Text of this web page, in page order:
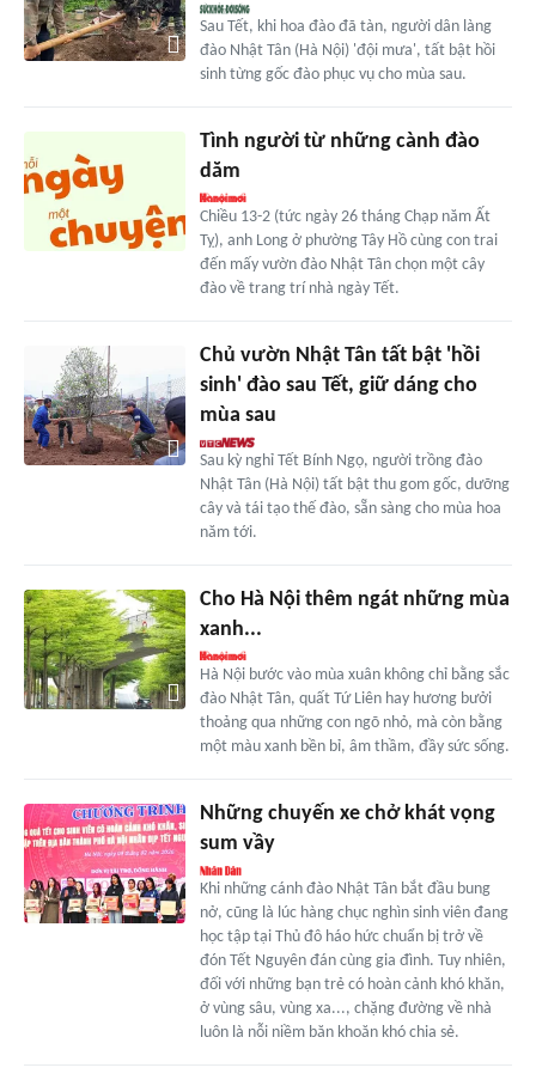
Sau Tết, khi hoa đào đã tàn, người dân làng
đào Nhật Tân (Hà Nội) 'đội mưa', tất bật hồi
sinh từng gốc đào phục vụ cho mùa sau.
Tình người từ những cành đào
dăm
Chiều 13-2 (tức ngày 26 tháng Chạp năm Ất
Tỵ), anh Long ở phường Tây Hồ cùng con trai
đến mấy vườn đào Nhật Tân chọn một cây
đào về trang trí nhà ngày Tết.
Chủ vườn Nhật Tân tất bật 'hồi
sinh' đào sau Tết, giữ dáng cho
mùa sau
Sau kỳ nghỉ Tết Bính Ngọ, người trồng đào
Nhật Tân (Hà Nội) tất bật thu gom gốc, dưỡng
cây và tái tạo thế đào, sẵn sàng cho mùa hoa
năm tới.
Cho Hà Nội thêm ngát những mùa
xanh...
Hà Nội bước vào mùa xuân không chỉ bằng sắc
đào Nhật Tân, quất Tứ Liên hay hương bưởi
thoảng qua những con ngõ nhỏ, mà còn bằng
một màu xanh bền bỉ, âm thầm, đầy sức sống.
Những chuyến xe chở khát vọng
sum vầy
Khi những cánh đào Nhật Tân bắt đầu bung
nở, cũng là lúc hàng chục nghìn sinh viên đang
học tập tại Thủ đô háo hức chuẩn bị trở về
đón Tết Nguyên đán cùng gia đình. Tuy nhiên,
đối với những bạn trẻ có hoàn cảnh khó khăn,
ở vùng sâu, vùng xa..., chặng đường về nhà
luôn là nỗi niềm băn khoăn khó chia sẻ.